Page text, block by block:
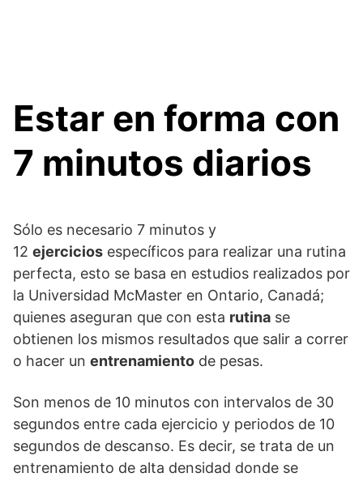
Estar en forma con
7 minutos diarios
Sólo es necesario 7 minutos y
12 ejercicios específicos para realizar una rutina
perfecta, esto se basa en estudios realizados por
la Universidad McMaster en Ontario, Canadá;
quienes aseguran que con esta rutina se
obtienen los mismos resultados que salir a correr
o hacer un entrenamiento de pesas.
Son menos de 10 minutos con intervalos de 30
segundos entre cada ejercicio y periodos de 10
segundos de descanso. Es decir, se trata de un
entrenamiento de alta densidad donde se